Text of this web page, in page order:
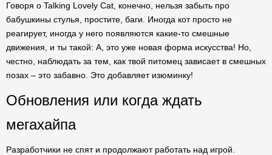
Говоря о Talking Lovely Cat, конечно, нельзя забыть про
бабушкины стулья, простите, баги. Иногда кот просто не
реагирует, иногда у него появляются какие-то смешные
движения, и ты такой: А, это уже новая форма искусства! Но,
честно, наблюдать за тем, как твой питомец зависает в смешных
позах – это забавно. Это добавляет изюминку!
Обновления или когда ждать
мегахайпа
Разработчики не спят и продолжают работать над игрой.